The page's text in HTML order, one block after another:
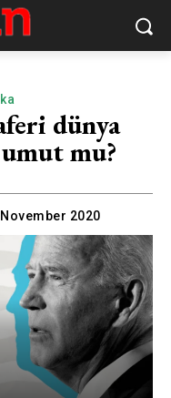
dünya
mu?
2020